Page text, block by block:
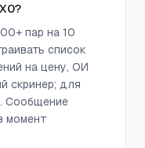
пар на 10
список
на цену, ОИ
скринер; для
Сообщение
момент